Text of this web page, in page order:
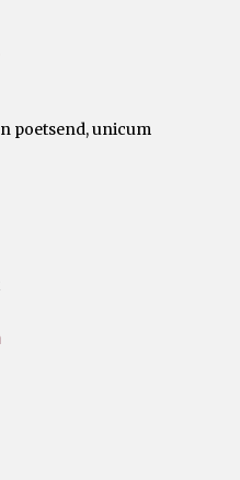
poetsend, unicum